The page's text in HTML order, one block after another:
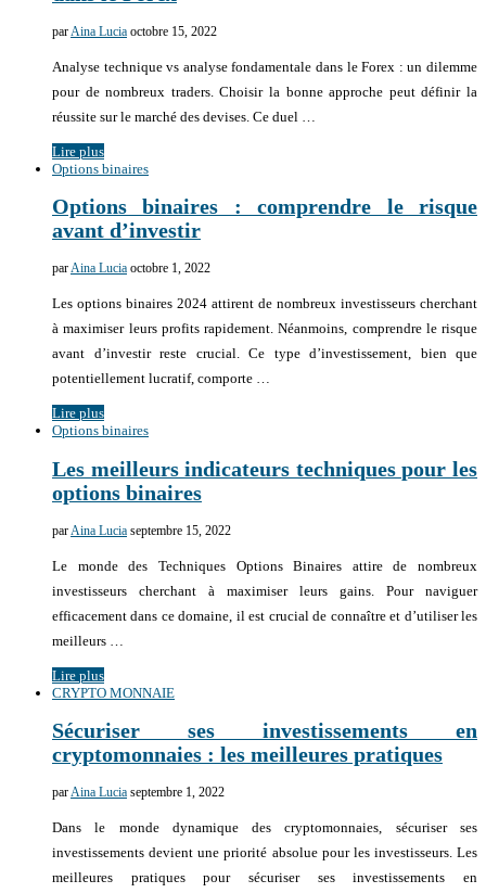
parAina Lucia octobre 15, 2022
Analyse technique vs analyse fondamentale dans le Forex : un dilemme
pour de nombreux traders. Choisir la bonne approche peut définir la
réussite sur le marché des devises. Ce duel …
Lire plus
Options binaires
Options binaires : comprendre le risque
avant d’investir
parAina Lucia octobre 1, 2022
Les options binaires 2024 attirent de nombreux investisseurs cherchant
à maximiser leurs profits rapidement. Néanmoins, comprendre le risque
avant d’investir reste crucial. Ce type d’investissement, bien que
potentiellement lucratif, comporte …
Lire plus
Options binaires
Les meilleurs indicateurs techniques pour les
options binaires
par Aina Lucia septembre 15, 2022
Le monde des Techniques Options Binaires attire de nombreux
investisseurs cherchant à maximiser leurs gains. Pour naviguer
efficacement dans ce domaine, il est crucial de connaître et d’utiliser les
meilleurs …
Lire plus
CRYPTO MONNAIE
Sécuriser ses investissements en
cryptomonnaies : les meilleures pratiques
parAina Lucia septembre 1, 2022
Dans le monde dynamique des cryptomonnaies, sécuriser ses
investissements devient une priorité absolue pour les investisseurs. Les
meilleures pratiques pour sécuriser ses investissements en